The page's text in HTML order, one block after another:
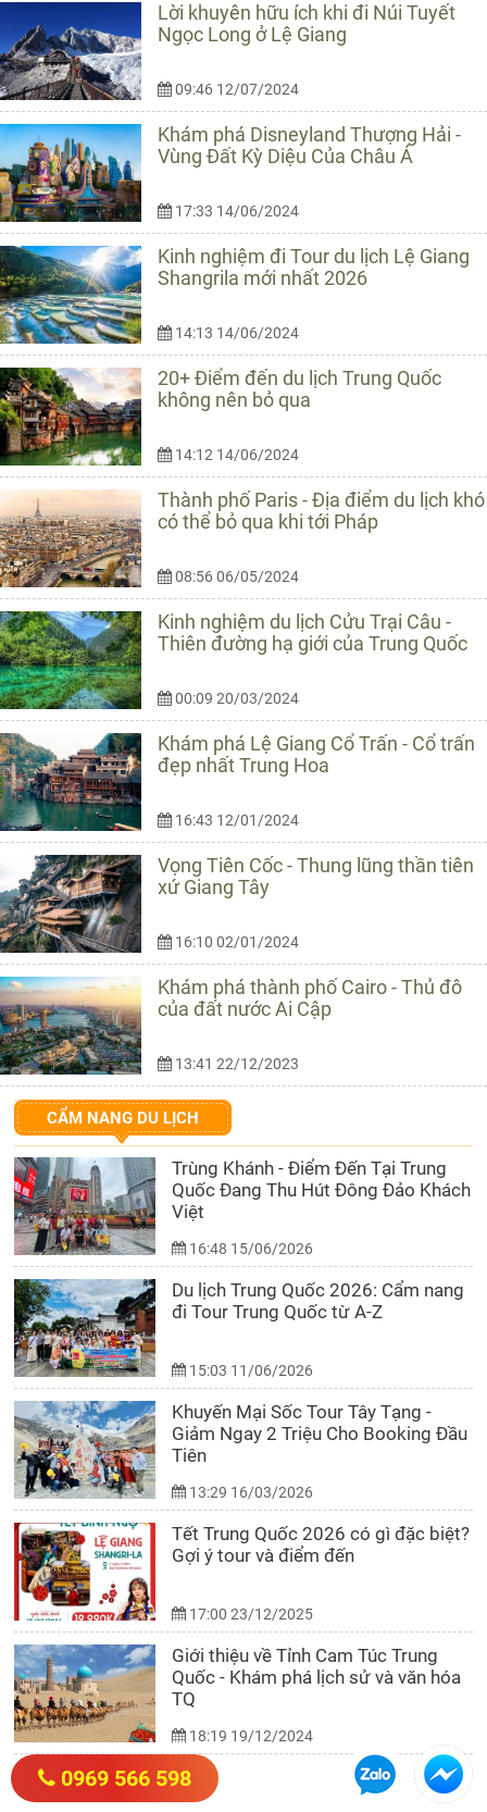
Lời khuyên hữu ích khi đi Núi Tuyết
Ngọc Long ở Lệ Giang
09:46 12/07/2024
Khám phá Disneyland Thượng Hải -
Vùng Đất Kỳ Diệu Của Châu Á
17:33 14/06/2024
Kinh nghiệm đi Tour du lịch Lệ Giang
Shangrila mới nhất 2026
14:13 14/06/2024
20+ Điểm đến du lịch Trung Quốc
không nên bỏ qua
14:12 14/06/2024
Thành phố Paris - Địa điểm du lịch khó
có thể bỏ qua khi tới Pháp
08:56 06/05/2024
Kinh nghiệm du lịch Cửu Trại Câu -
Thiên đường hạ giới của Trung Quốc
00:09 20/03/2024
Khám phá Lệ Giang Cổ Trấn - Cổ trấn
đẹp nhất Trung Hoa
16:43 12/01/2024
Vọng Tiên Cốc - Thung lũng thần tiên
xứ Giang Tây
16:10 02/01/2024
Khám phá thành phố Cairo - Thủ đô
của đất nước Ai Cập
13:41 22/12/2023
CẨM NANG DU LỊCH
Trùng Khánh - Điểm Đến Tại Trung
Quốc Đang Thu Hút Đông Đảo Khách
Việt
16:48 15/06/2026
Du lịch Trung Quốc 2026: Cẩm nang
đi Tour Trung Quốc từ A-Z
15:03 11/06/2026
Khuyến Mại Sốc Tour Tây Tạng -
Giảm Ngay 2 Triệu Cho Booking Đầu
Tiên
13:29 16/03/2026
Tết Trung Quốc 2026 có gì đặc biệt?
Gợi ý tour và điểm đến
17:00 23/12/2025
Giới thiệu về Tỉnh Cam Túc Trung
Quốc - Khám phá lịch sử và văn hóa
TQ
18:19 19/12/2024
Ấn Tượng Lệ Giang - Show diễn đặc
sắc trong tour Lệ Giang
0969 566 598